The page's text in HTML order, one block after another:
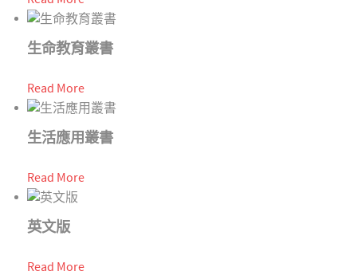
生命教育叢書
Read More
生活應用叢書
Read More
英文版
Read More